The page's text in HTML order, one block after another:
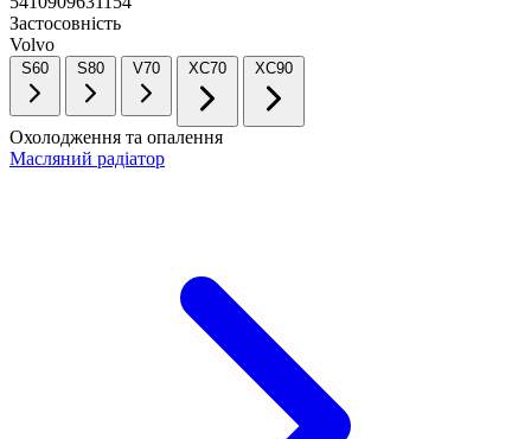
Застосовність
Volvo
Охолодження та опалення
Масляний радіатор